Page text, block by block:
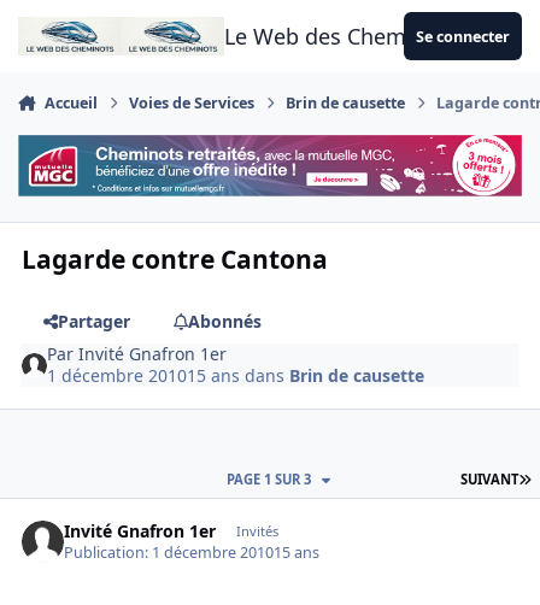
Aller au contenu
Le Web des CheminotsSe connecter
Accueil Voies de Services Brin de causette Lagarde
Lagarde contre Cantona
Partager
Abonnés
ParInvité Gnafron 1er
1 décembre 201015 ans dans Brin de causette
SUIVANT
PAGE 1 SUR 3
Invité Gnafron 1er Invités
Publication: 1 décembre 201015 ans